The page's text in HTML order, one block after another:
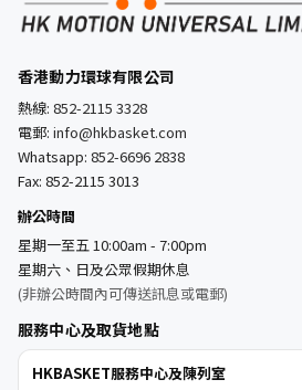
香港動力環球有限公司
熱線: 852-2115 3328
電郵: info@hkbasket.com
Whatsapp: 852-6696 2838
Fax: 852-2115 3013
辦公時間
星期一至五 10:00am - 7:00pm
星期六、日及公眾假期休息
(非辦公時間內可傳送訊息或電郵)
服務中心及取貨地點
HKBASKET服務中心及陳列室